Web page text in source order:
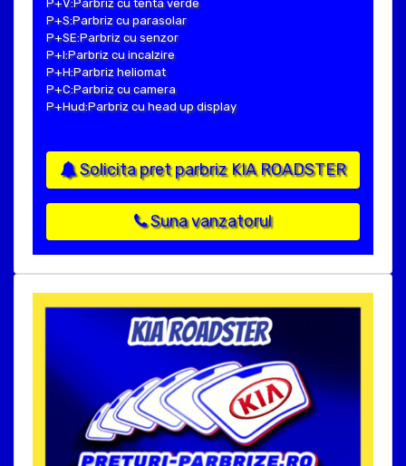
P+V:Parbriz cu tenta verde
P+S:Parbriz cu parasolar
P+SE:Parbriz cu senzor
P+I:Parbriz cu incalzire
P+H:Parbriz heliomat
P+C:Parbriz cu camera
P+Hud:Parbriz cu head up display
Solicita pret parbriz KIA ROADSTER
Suna vanzatorul